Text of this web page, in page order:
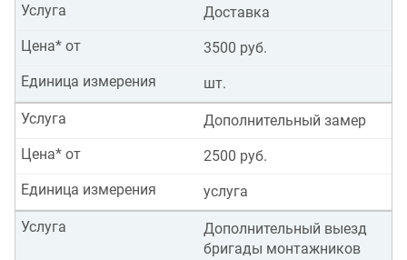
Доставка
Услуга
3500 руб.
Цена* от
шт.
Единица измерения
Дополнительный замер
Услуга
2500 руб.
Цена* от
услуга
Единица измерения
Дополнительный выезд
бригады монтажников
Услуга